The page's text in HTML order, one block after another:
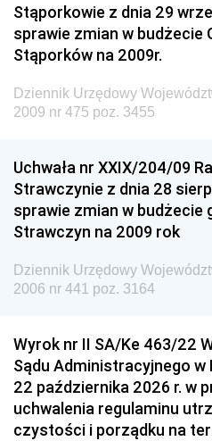
Krajowych i Autostrad
Dziennik Urzędowy Ministra
Dziennik Urzędowy Ministra
Dziennik Urzędowy
Dziennik Urzędowy
Dziennik Urzędowy
Dziennik Urzędowy Agencji
Stąporkowie z dnia 29
sprawie zmian w budżecie
Stąporków na 2009r.
Dziennik Urzędowy
2009 nr 475 poz. 3455
Uchwała nr XXIX/204/09
Strawczynie z dnia 28
sprawie zmian w budżecie
Strawczyn na 2009 rok
Dziennik Urzędowy
2006 nr 441 poz. 3164
Wyrok nr II SA/Ke 463/22
Sądu Administracyjnego w
22 października 2026 r. w
uchwalenia regulaminu
czystości i porządku na